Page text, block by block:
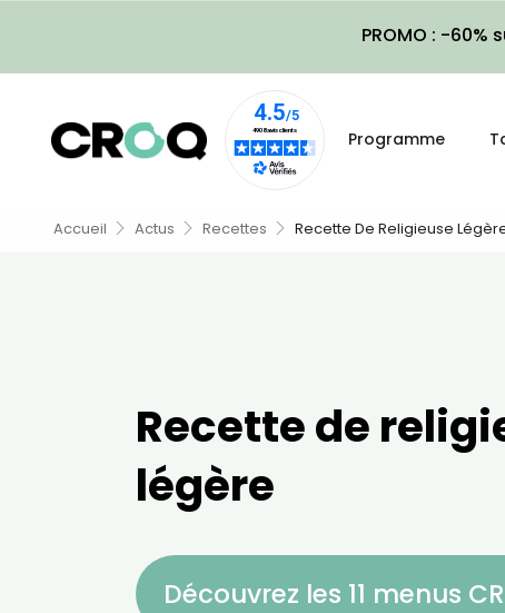
PROMO : -60%
Programme
Accueil Actus Recettes Recette De Religieuse
Recette de
légère
Découvrez les 11 menus